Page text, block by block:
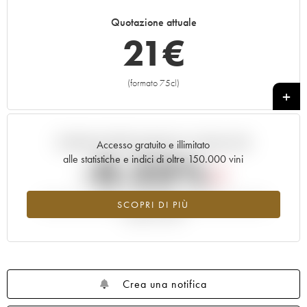
Quotazione attuale
21€
(formato 75cl)
+
Accesso gratuito e illimitato
alle statistiche e indici di oltre 150.000 vini
SCOPRI DI PIÙ
Andamento della quotazione in tempo reale
-0.23%
Tendenza al ribasso per il valore dell'annata 2020 nel 2026
Crea una notifica